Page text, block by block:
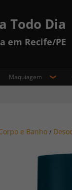
Todo Dia
em Recife/PE
Maquiagem
e Banho /